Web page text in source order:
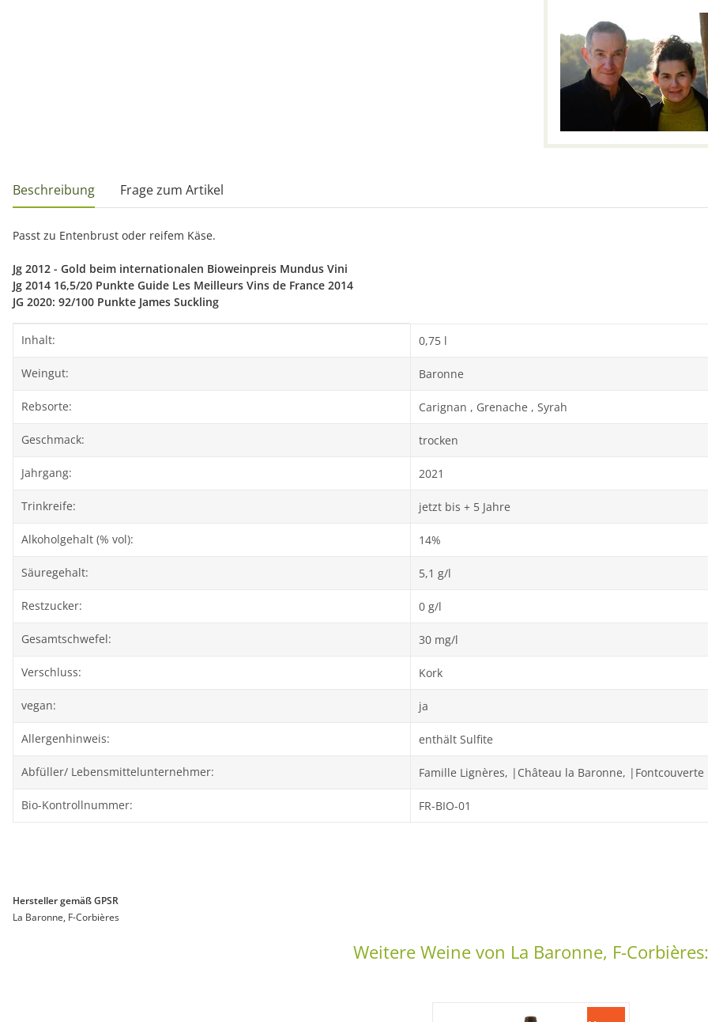
weitere Registerkarten anzeigen
Beschreibung Frage zum Artikel
Passt zu Entenbrust oder reifem Käse.
Jg 2012 - Gold beim internationalen Bioweinpreis Mundus Vini
Jg 2014 16,5/20 Punkte Guide Les Meilleurs Vins de France 2014
JG 2020: 92/100 Punkte James Suckling
Produkteigenschaft
Wert
Inhalt: 0,75 l
Weingut: Baronne
Rebsorte: Carignan , Grenache , Syrah
Geschmack: trocken
Jahrgang: 2021
Trinkreife: jetzt bis + 5 Jahre
Alkoholgehalt (% vol): 14%
Säuregehalt: 5,1 g/l
Restzucker: 0 g/l
Gesamtschwefel: 30 mg/l
Verschluss: Kork
vegan: ja
Allergenhinweis: enthält Sulfite
Abfüller/ Lebensmittelunternehmer: Famille Lignères, |Château la Baronne, |Fontcouverte
Bio-Kontrollnummer: FR-BIO-01
Hersteller gemäß GPSR
La Baronne, F-Corbières
Weitere Weine von La Baronne, F-Corbières: